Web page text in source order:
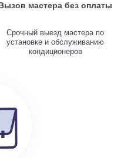
мастера без оплаты
Срочный выезд мастера по
установке и обслуживанию
кондиционеров